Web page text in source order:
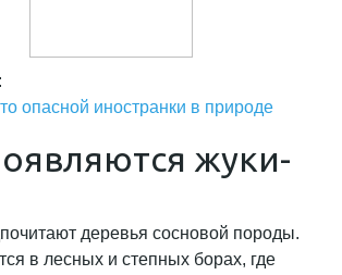
опасной иностранки в природе
жуки-
деревья сосновой породы.
в лесных и степных борах, где